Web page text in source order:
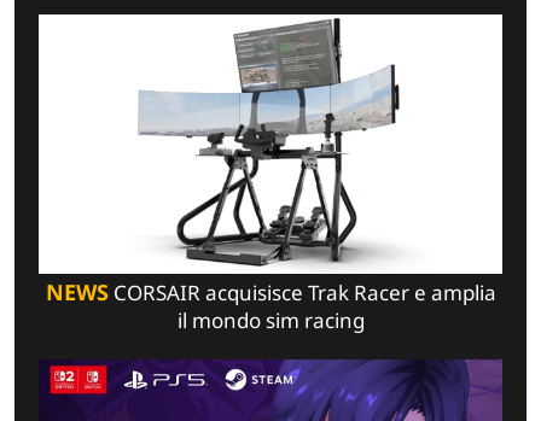
NEWSCORSAIR acquisisce Trak Racer e amplia
il mondo sim racing